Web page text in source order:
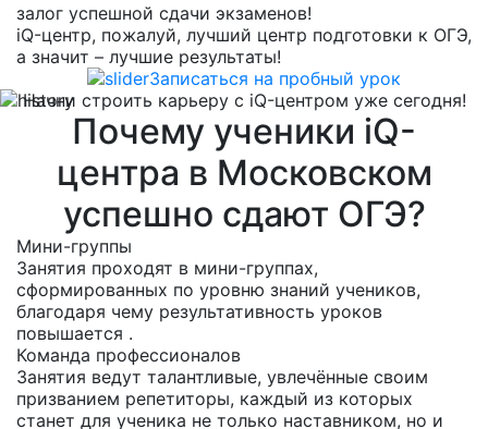
залог успешной сдачи экзаменов!
iQ-центр, пожалуй, лучший центр подготовки к ОГЭ,
а значит – лучшие результаты!
Записаться на пробный урок
Начни строить карьеру с iQ-центром уже сегодня!
Почему ученики iQ-
центра в Московском
успешно сдают ОГЭ?
Мини-группы
Занятия проходят в мини-группах,
сформированных по уровню знаний учеников,
благодаря чему результативность уроков
повышается .
Команда профессионалов
Занятия ведут талантливые, увлечённые своим
призванием репетиторы, каждый из которых
станет для ученика не только наставником, но и